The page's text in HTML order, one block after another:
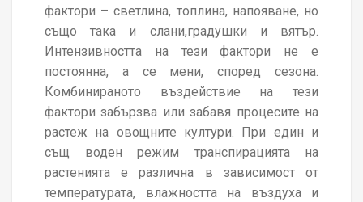
фактори – светлина, топлина, напояване, но
също така и слани,градушки и вятър.
Интензивността на тези фактори не е
постоянна, а се мени, според сезона.
Комбинираното въздействие на тези
фактори забързва или забавя процесите на
растеж на овощните култури. При един и
същ воден режим транспирацията на
растенията е различна в зависимост от
температурата, влажността на въздуха и